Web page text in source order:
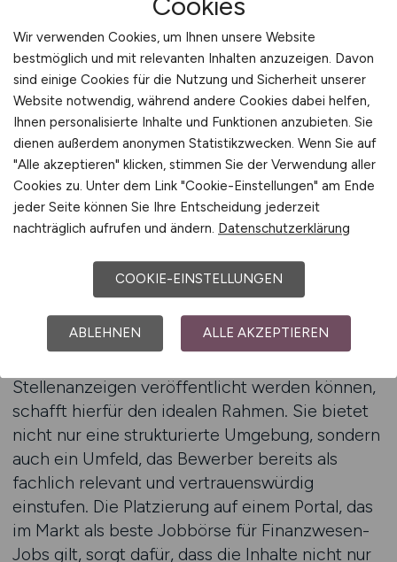
bevorzugen Anzeigen, die logisch aufgebaut
sind, relevante Inhalte präzise vermitteln und
keine unnötigen Ablenkungen enthalten.
Arbeitgeber müssen sicherstellen, dass ihre
Ausschreibungen gut strukturiert sind und ein
realistisches Bild der Position vermitteln. Genau
diese Klarheit stärkt den ersten Eindruck und
wirkt sich direkt darauf aus, ob Bewerber sich
intensiver mit der Rolle befassen oder
weiterziehen. Übersichtlichkeit bedeutet im
entscheidender Faktor, der maßgeblich
beeinflusst, wie ein Arbeitgeber
wahrgenommen wird.
Stellenanzeigen veröffentlicht werden können,
schafft hierfür den idealen Rahmen. Sie bietet
nicht nur eine strukturierte Umgebung, sondern
auch ein Umfeld, das Bewerber bereits als
fachlich relevant und vertrauenswürdig
einstufen. Die Platzierung auf einem Portal, das
im Markt als beste Jobbörse für Finanzwesen-
Jobs gilt, sorgt dafür, dass die Inhalte nicht nur
Wir verwenden Cookies, um Ihnen unsere Website
bestmöglich und mit relevanten Inhalten anzuzeigen. Davon
sind einige Cookies für die Nutzung und Sicherheit unserer
Website notwendig, während andere Cookies dabei helfen,
Ihnen personalisierte Inhalte und Funktionen anzubieten. Sie
dienen außerdem anonymen Statistikzwecken. Wenn Sie auf
"Alle akzeptieren" klicken, stimmen Sie der Verwendung aller
Cookies zu. Unter dem Link "Cookie-Einstellungen" am Ende
jeder Seite können Sie Ihre Entscheidung jederzeit
nachträglich aufrufen und ändern. Datenschutzerklärung
COOKIE-EINSTELLUNGEN
ABLEHNEN ALLE AKZEPTIEREN